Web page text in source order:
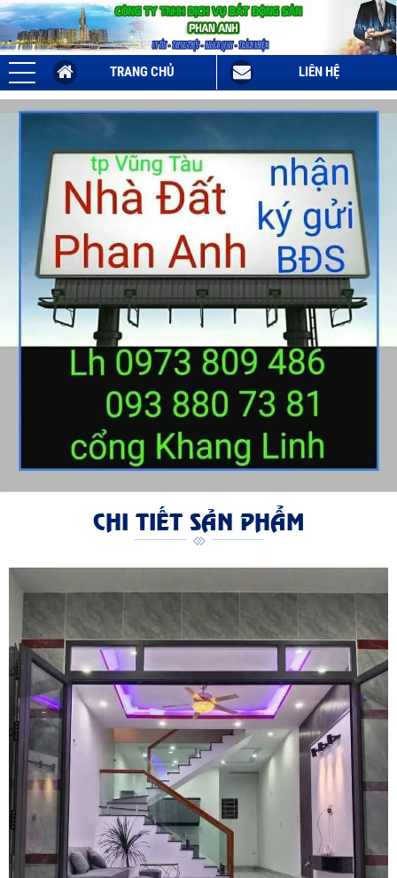
TRANG CHỦ LIÊN HỆ
CHI TIẾT SẢN PHẨM